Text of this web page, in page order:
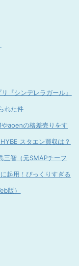
『シンデレラガール』
れた件
aoenの格差売りをす
スタエン買収は？
三智（元SMAPチーフ
起用！びっくりすぎる
版）